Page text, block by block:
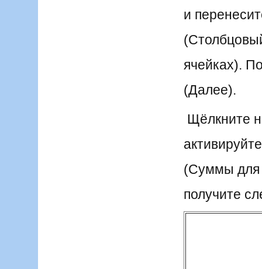
и
ячейках).
(Далее).
Щёлкните
(Суммы для
получите